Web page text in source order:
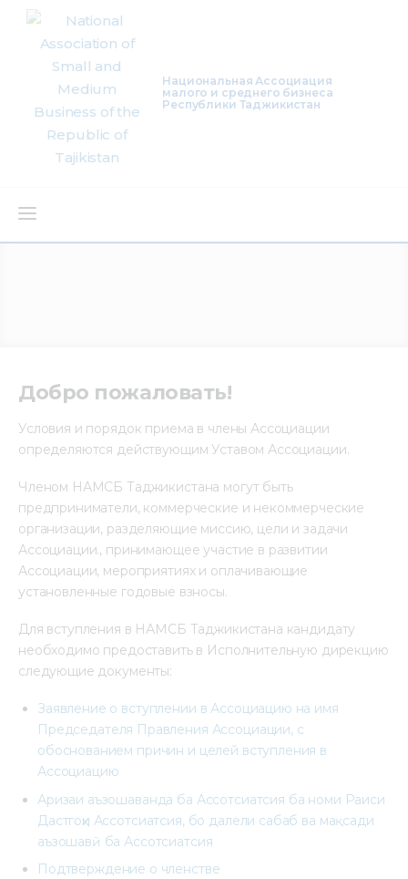
Национальная Ассоциация
малого и среднего бизнеса
Республики Таджикистан
About Us
Membership
Mediacentre
Info resources
Contacts
Добро пожаловать!
Условия и порядок приема в члены Ассоциации
определяются действующим Уставом Ассоциации.
Членом НАМСБ Таджикистана могут быть
предприниматели, коммерческие и некоммерческие
организации, разделяющие миссию, цели и задачи
Ассоциации., принимающее участие в развитии
Ассоциации, мероприятиях и оплачивающие
установленные годовые взносы.
Для вступления в НАМСБ Таджикистана кандидату
необходимо предоставить в Исполнительную дирекцию
следующие документы:
Заявление о вступлении в Ассоциацию на имя
Председателя Правления Ассоциации, с
обоснованием причин и целей вступления в
Ассоциацию
Аризаи аъзошаванда ба Ассотсиатсия ба номи Раиси
Дастгоҳи Ассотсиатсия, бо далели сабаб ва мақсади
аъзошавӣ ба Ассотсиатсия
Подтверждение о членстве